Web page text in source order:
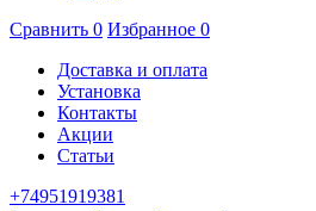
Сравнить 0 Избранное 0
Доставка и оплата
Установка
Контакты
Акции
Статьи
+74951919381